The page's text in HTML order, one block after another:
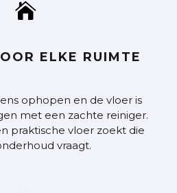

ELKE RUIMTE
ophopen en de vloer is
met een zachte reiniger.
praktische vloer zoekt die
vraagt.